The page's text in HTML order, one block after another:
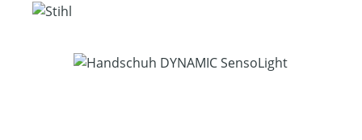
Bildergalerie überspringen